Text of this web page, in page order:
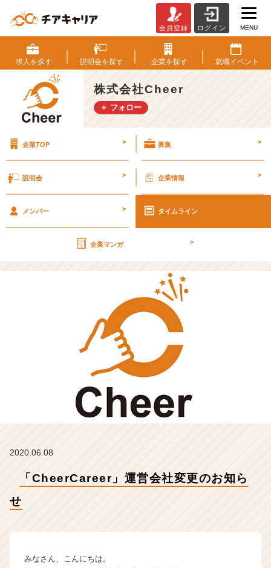
h
e
e
r
C
a
r」
会
の
お
知
【株
式
会
h
e
r
の
ラ
イ
会員登録 ログイン MENU
求人を探す 説明会を探す 企業を探す 就職イベント
株式会社Cheer
＋ フォロー
企業TOP > 募集 >
説明会 > 企業情報 >
メンバー > タイムライン
企業マンガ >
2020.06.08
「CheerCareer」運営会社変更のお知ら
せ
みなさん、こんにちは。